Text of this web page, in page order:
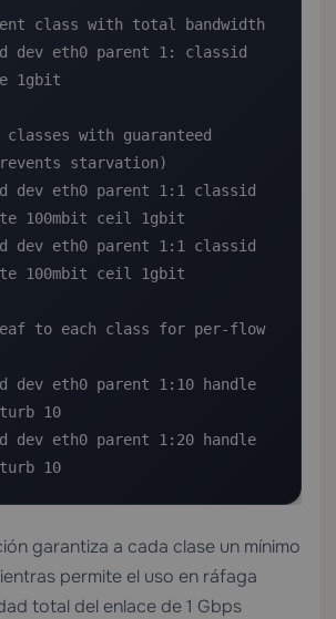
class with total bandwidth
dev eth0 parent 1: classid
1gbit
with guaranteed
starvation)
dev eth0 parent 1:1 classid
100mbit ceil 1gbit
dev eth0 parent 1:1 classid
100mbit ceil 1gbit
leaf to each class for per-flow
dev eth0 parent 1:10 handle
10
dev eth0 parent 1:20 handle
10
garantiza a cada clase un mínimo
permite el uso en ráfaga
total del enlace de 1 Gbps